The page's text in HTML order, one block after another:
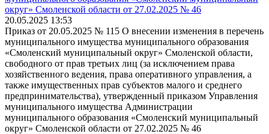
округ» Смоленской области от 27.02.2025 № 46
20.05.2025 13:53
Приказ от 20.05.2025 № 115 О внесении изменения в перечень
муниципального имущества муниципального образования
«Смоленский муниципальный округ» Смоленской области,
свободного от прав третьих лиц (за исключением права
хозяйственного ведения, права оперативного управления, а
также имущественных прав субъектов малого и среднего
предпринимательства), утвержденный приказом Управления
муниципального имущества Администрации
муниципального образования «Смоленский муниципальный
округ» Смоленской области от 27.02.2025 № 46